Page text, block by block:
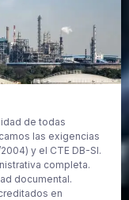
de todas
las exigencias
y el CTE DB-SI.
completa.
documental.
en